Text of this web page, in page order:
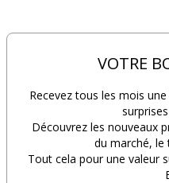
VOTRE
Recevez tous les mois
Découvrez les nouveaux
du marché, le
Tout cela pour une valeur